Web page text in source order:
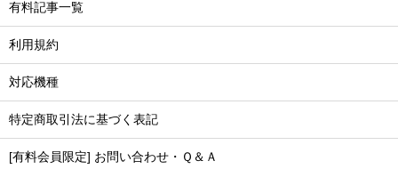
有料記事一覧
利用規約
対応機種
特定商取引法に基づく表記
[有料会員限定] お問い合わせ・Ｑ＆Ａ